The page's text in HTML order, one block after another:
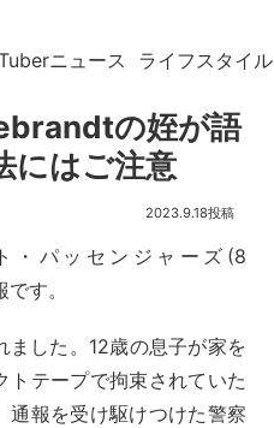
ニュース ライフスタイル
の姪が語
にはご注意
2023.9.18
・パッセンジャーズ(8
す。
ました。12歳の息子が家を
テープで拘束されていた
通報を受け駆けつけた警察